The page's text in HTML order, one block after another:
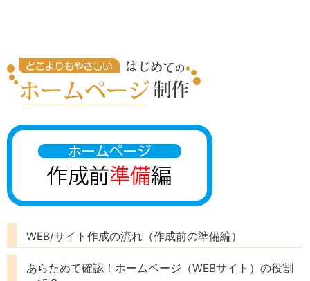
WEB/サイト作成の流れ（作成前の準備編）
あらためて確認！ホームページ（WEBサイト）の役割